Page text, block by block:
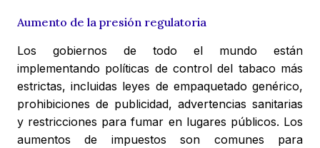
Aumento de la presión regulatoria
Los gobiernos de todo el mundo están
implementando políticas de control del tabaco más
estrictas, incluidas leyes de empaquetado genérico,
prohibiciones de publicidad, advertencias sanitarias
y restricciones para fumar en lugares públicos. Los
aumentos de impuestos son comunes para